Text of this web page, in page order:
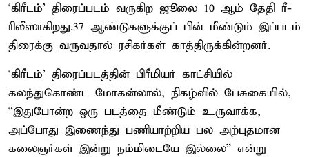
‘கிரீடம்’ திரைப்படம் வருகிற ஜூலை 10 ஆம் தேதி ரீ-
ரிலீஸாகிறது.37 ஆண்டுகளுக்குப் பின் மீண்டும் இப்படம்
திரைக்கு வருவதால் ரசிகர்கள் காத்திருக்கின்றனர்.
‘கிரீடம்’ திரைப்படத்தின் பிரீமியர் காட்சியில்
கலந்துகொண்ட மோகன்லால், நிகழ்வில் பேசுகையில்,
“இதுபோன்ற ஒரு படத்தை மீண்டும் உருவாக்க,
அப்போது இணைந்து பணியாற்றிய பல அற்புதமான
கலைஞர்கள் இன்று நம்மிடையே இல்லை” என்று